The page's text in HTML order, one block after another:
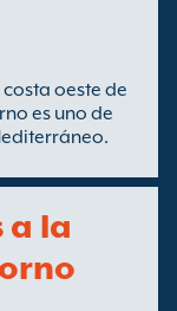
oeste de
es uno de
a la